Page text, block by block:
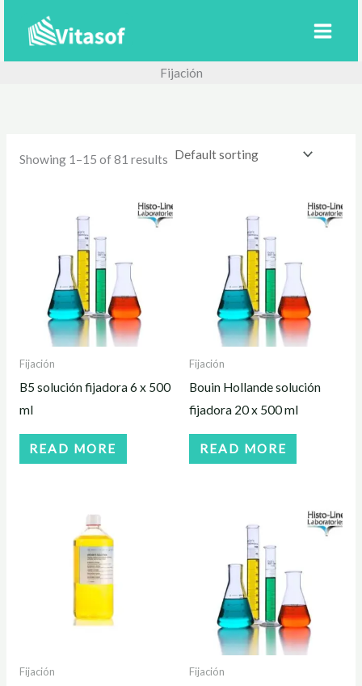
Fijación
Showing 1–15 of 81 results
Fijación
B5 solución fijadora 6 x 500
ml
READ MORE
Fijación
Bouin Hollande solución
fijadora 20 x 500 ml
READ MORE
Fijación Fijación